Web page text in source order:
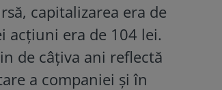
capitalizarea era de
acțiuni era de 104 lei.
de câțiva ani reflectă
a companiei și în